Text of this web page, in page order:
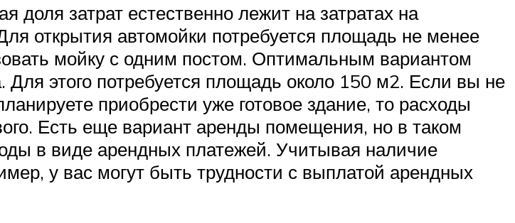
доля затрат естественно лежит на затратах на
открытия автомойки потребуется площадь не менее
мойку с одним постом. Оптимальным вариантом
Для этого потребуется площадь около 150 м2. Если вы не
приобрести уже готовое здание, то расходы
Есть еще вариант аренды помещения, но в таком
в виде арендных платежей. Учитывая наличие
у вас могут быть трудности с выплатой арендных